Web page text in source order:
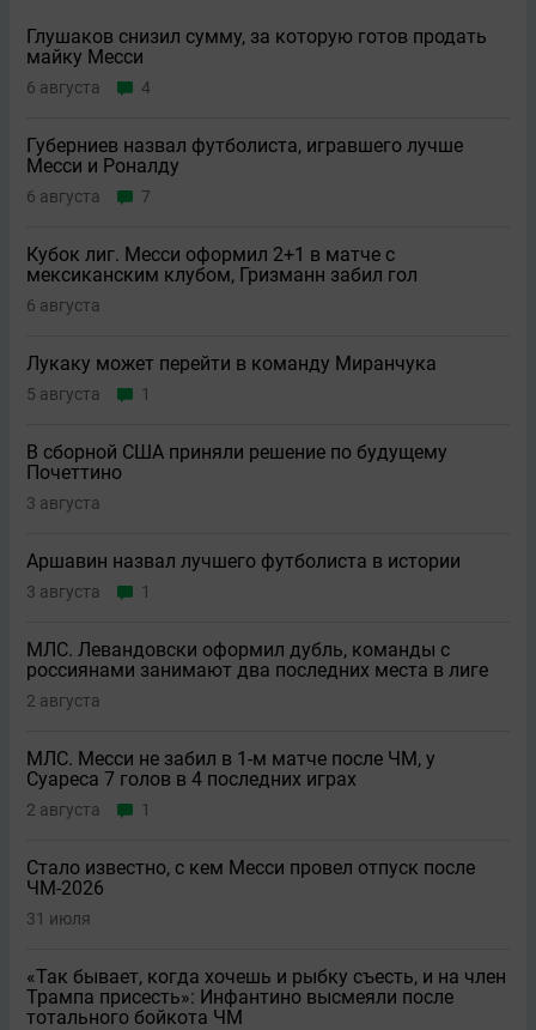
Глушаков снизил сумму, за которую готов продать
майку Месси
6 августа 4
Губерниев назвал футболиста, игравшего лучше
Месси и Роналду
6 августа 7
Кубок лиг. Месси оформил 2+1 в матче с
мексиканским клубом, Гризманн забил гол
6 августа
Лукаку может перейти в команду Миранчука
5 августа 1
В сборной США приняли решение по будущему
Почеттино
3 августа
Аршавин назвал лучшего футболиста в истории
3 августа 1
МЛС. Левандовски оформил дубль, команды с
россиянами занимают два последних места в лиге
2 августа
МЛС. Месси не забил в 1-м матче после ЧМ, у
Суареса 7 голов в 4 последних играх
2 августа 1
Стало известно, с кем Месси провел отпуск после
ЧМ-2026
31 июля
«Так бывает, когда хочешь и рыбку съесть, и на член
Трампа присесть»: Инфантино высмеяли после
тотального бойкота ЧМ